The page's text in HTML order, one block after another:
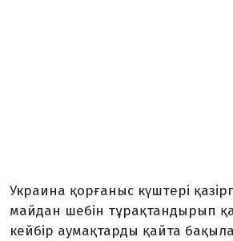
Украина қорғаныс күштері
майдан шебін тұрақтандырып
кейбір аумақтарды қайта